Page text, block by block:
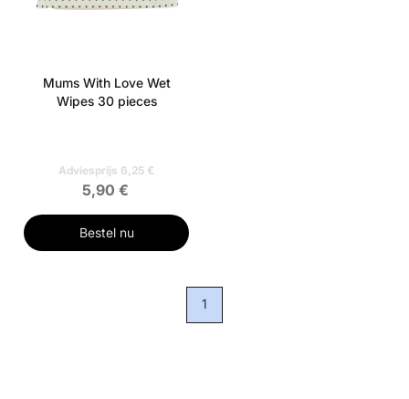
Mums With Love Wet
Wipes 30 pieces
Adviesprijs 6,25 €
5,90 €
Bestel nu
1